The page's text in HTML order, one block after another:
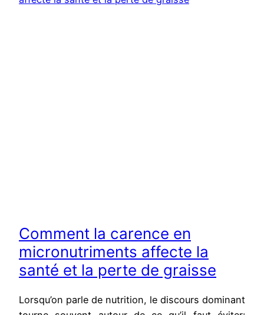
Comment la carence en
micronutriments affecte la
santé et la perte de graisse
Lorsqu’on parle de nutrition, le discours dominant